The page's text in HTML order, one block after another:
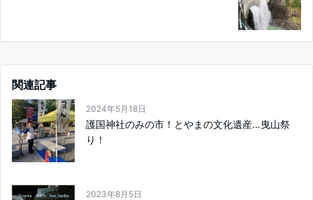
関連記事
2024年5月18日
護国神社のみの市！とやまの文化遺産…曳山祭
り！
2023年8月5日